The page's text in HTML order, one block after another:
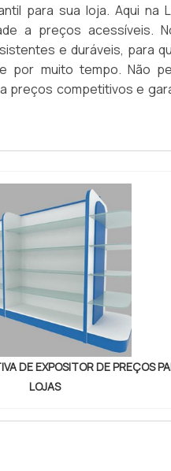
para sua loja. Aqui na
a preços acessíveis.
e duráveis, para
por muito tempo. Não
preços competitivos e
e compre agora
DE EXPOSITOR DE PREÇOS
LOJAS